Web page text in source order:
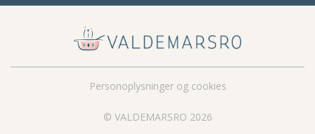
© VALDEMARSRO 2026
Personoplysninger og cookies